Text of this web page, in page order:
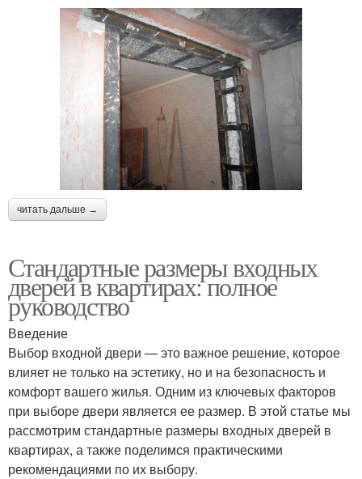
читать дальше →
Стандартные размеры входных
дверей в квартирах: полное
руководство
Введение
Выбор входной двери — это важное решение, которое
влияет не только на эстетику, но и на безопасность и
комфорт вашего жилья. Одним из ключевых факторов
при выборе двери является ее размер. В этой статье мы
рассмотрим стандартные размеры входных дверей в
квартирах, а также поделимся практическими
рекомендациями по их выбору.